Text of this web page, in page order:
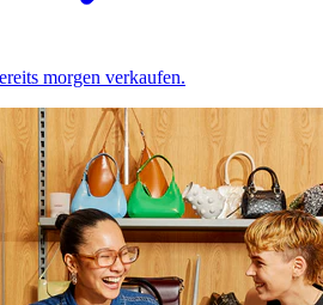
morgen verkaufen.